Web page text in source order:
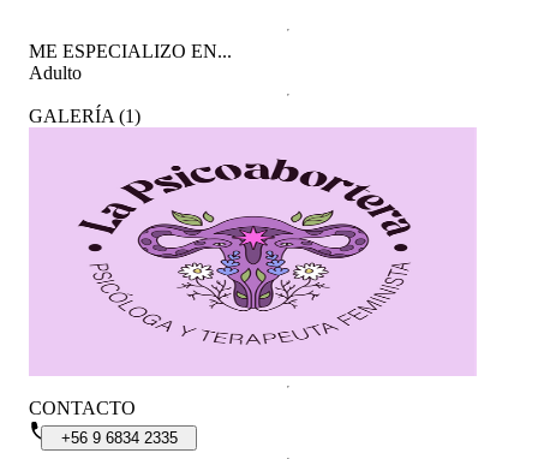
ME ESPECIALIZO EN...
Adulto
GALERÍA (1)
CONTACTO
+56 9 6834 2335